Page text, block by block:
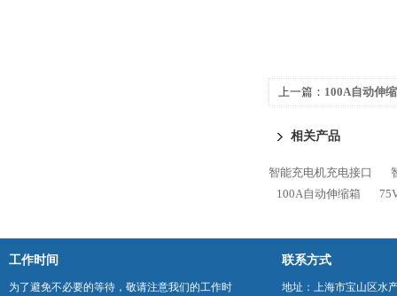
上一篇： 100A自动伸
相关产品
智能充电机充电接口
100A自动伸缩箱
工作时间
为了避免不必要的等待，敬请注意我们的工作时
联系方式
地址：上海市宝山区水